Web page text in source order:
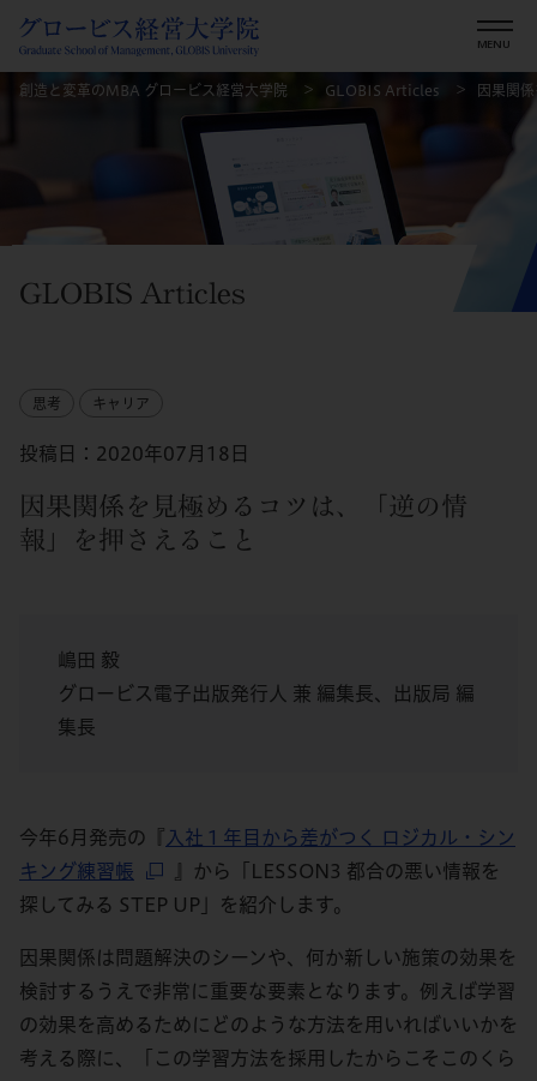
創造と変革のMBA グロービス経営大学院 GLOBIS Articles 因果関
GLOBIS Articles
思考 キャリア
投稿日：2020年07月18日
因果関係を見極めるコツは、「逆の情
報」を押さえること
嶋田 毅
グロービス電子出版発行人 兼 編集長、出版局 編
集長
今年6月発売の『 入社１年目から差がつく ロジカル・シン
キング練習帳
』から「LESSON3 都合の悪い情報を
探してみる STEP UP」を紹介します。
因果関係は問題解決のシーンや、何か新しい施策の効果を
検討するうえで非常に重要な要素となります。例えば学習
の効果を高めるためにどのような方法を用いればいいかを
考える際に、「この学習方法を採用したからこそこのくら